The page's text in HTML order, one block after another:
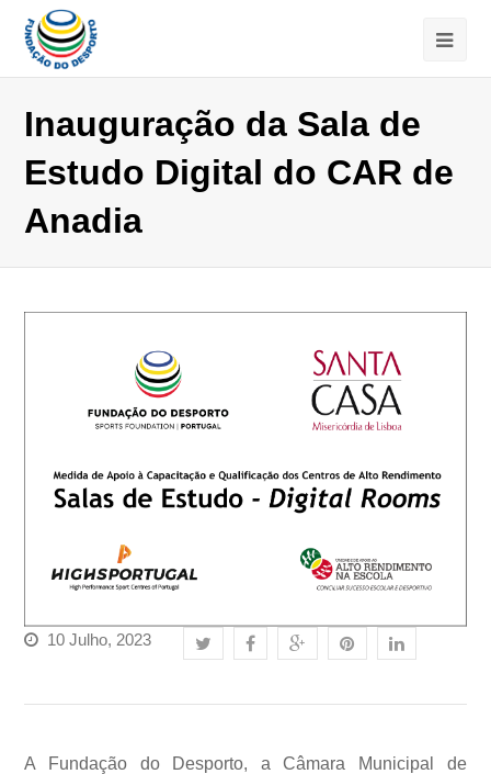
Inauguração da Sala de
Estudo Digital do CAR de
Anadia
10 Julho, 2023
A Fundação do Desporto, a Câmara Municipal de